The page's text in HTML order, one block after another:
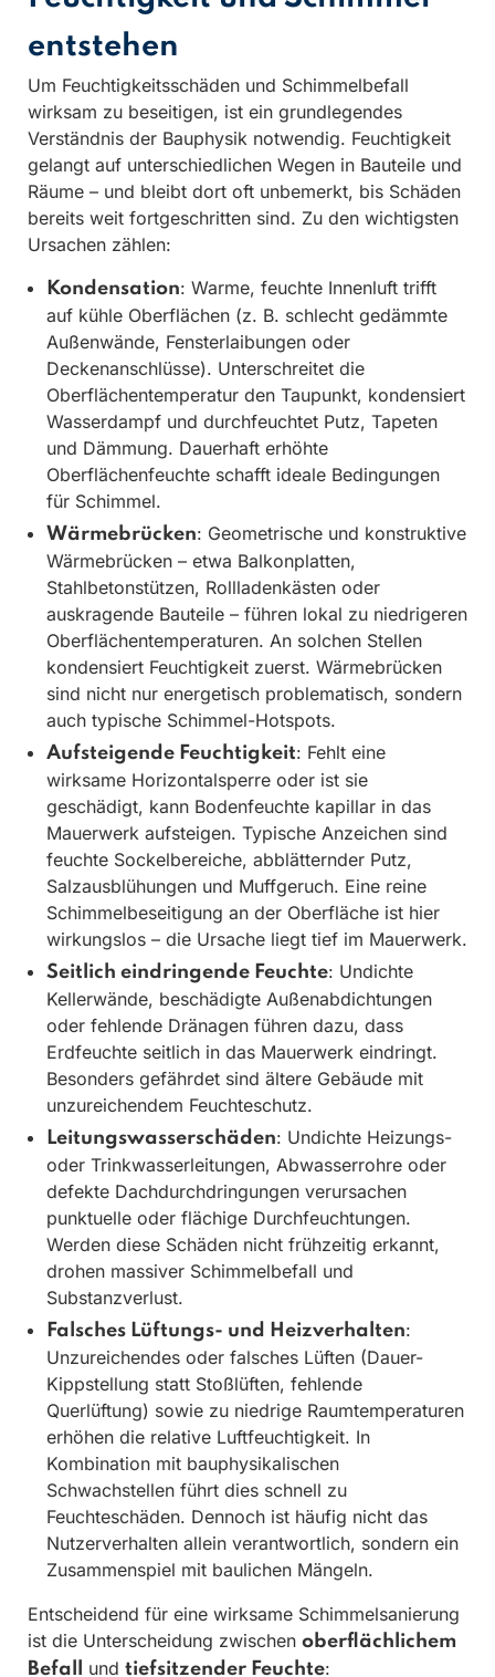
entstehen
Um Feuchtigkeitsschäden und Schimmelbefall
wirksam zu beseitigen, ist ein grundlegendes
Verständnis der Bauphysik notwendig. Feuchtigkeit
gelangt auf unterschiedlichen Wegen in Bauteile und
Räume – und bleibt dort oft unbemerkt, bis Schäden
bereits weit fortgeschritten sind. Zu den wichtigsten
Ursachen zählen:
Kondensation: Warme, feuchte Innenluft trifft
auf kühle Oberflächen (z. B. schlecht gedämmte
Außenwände, Fensterlaibungen oder
Deckenanschlüsse). Unterschreitet die
Oberflächentemperatur den Taupunkt, kondensiert
Wasserdampf und durchfeuchtet Putz, Tapeten
und Dämmung. Dauerhaft erhöhte
Oberflächenfeuchte schafft ideale Bedingungen
für Schimmel.
Wärmebrücken: Geometrische und konstruktive
Wärmebrücken – etwa Balkonplatten,
Stahlbetonstützen, Rollladenkästen oder
auskragende Bauteile – führen lokal zu niedrigeren
Oberflächentemperaturen. An solchen Stellen
kondensiert Feuchtigkeit zuerst. Wärmebrücken
sind nicht nur energetisch problematisch, sondern
auch typische Schimmel-Hotspots.
Aufsteigende Feuchtigkeit: Fehlt eine
wirksame Horizontalsperre oder ist sie
geschädigt, kann Bodenfeuchte kapillar in das
Mauerwerk aufsteigen. Typische Anzeichen sind
feuchte Sockelbereiche, abblätternder Putz,
Salzausblühungen und Muffgeruch. Eine reine
Schimmelbeseitigung an der Oberfläche ist hier
wirkungslos – die Ursache liegt tief im Mauerwerk.
Seitlich eindringende Feuchte: Undichte
Kellerwände, beschädigte Außenabdichtungen
oder fehlende Dränagen führen dazu, dass
Erdfeuchte seitlich in das Mauerwerk eindringt.
Besonders gefährdet sind ältere Gebäude mit
unzureichendem Feuchteschutz.
Leitungswasserschäden: Undichte Heizungs-
oder Trinkwasserleitungen, Abwasserrohre oder
defekte Dachdurchdringungen verursachen
punktuelle oder flächige Durchfeuchtungen.
Werden diese Schäden nicht frühzeitig erkannt,
drohen massiver Schimmelbefall und
Substanzverlust.
Falsches Lüftungs- und Heizverhalten:
Unzureichendes oder falsches Lüften (Dauer-
Kippstellung statt Stoßlüften, fehlende
Querlüftung) sowie zu niedrige Raumtemperaturen
erhöhen die relative Luftfeuchtigkeit. In
Kombination mit bauphysikalischen
Schwachstellen führt dies schnell zu
Feuchteschäden. Dennoch ist häufig nicht das
Nutzerverhalten allein verantwortlich, sondern ein
Zusammenspiel mit baulichen Mängeln.
Entscheidend für eine wirksame Schimmelsanierung
ist die Unterscheidung zwischen oberflächlichem
Befall
und tiefsitzender Feuchte: